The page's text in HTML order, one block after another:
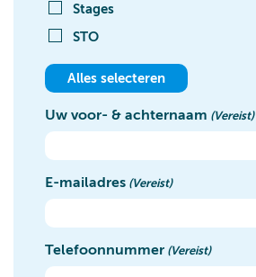
Stages
STO
Alles selecteren
Uw voor- & achternaam (Vereist)
E-mailadres (Vereist)
Telefoonnummer (Vereist)